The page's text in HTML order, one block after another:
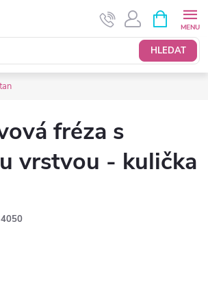
HLEDAT
NÁKUPNÍ
KOŠÍK
fréza s
vrstvou - kulička